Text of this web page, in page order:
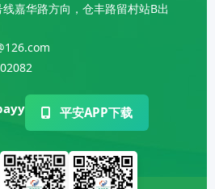
嘉华路方向，仓丰路留村站B出
平安APP下载